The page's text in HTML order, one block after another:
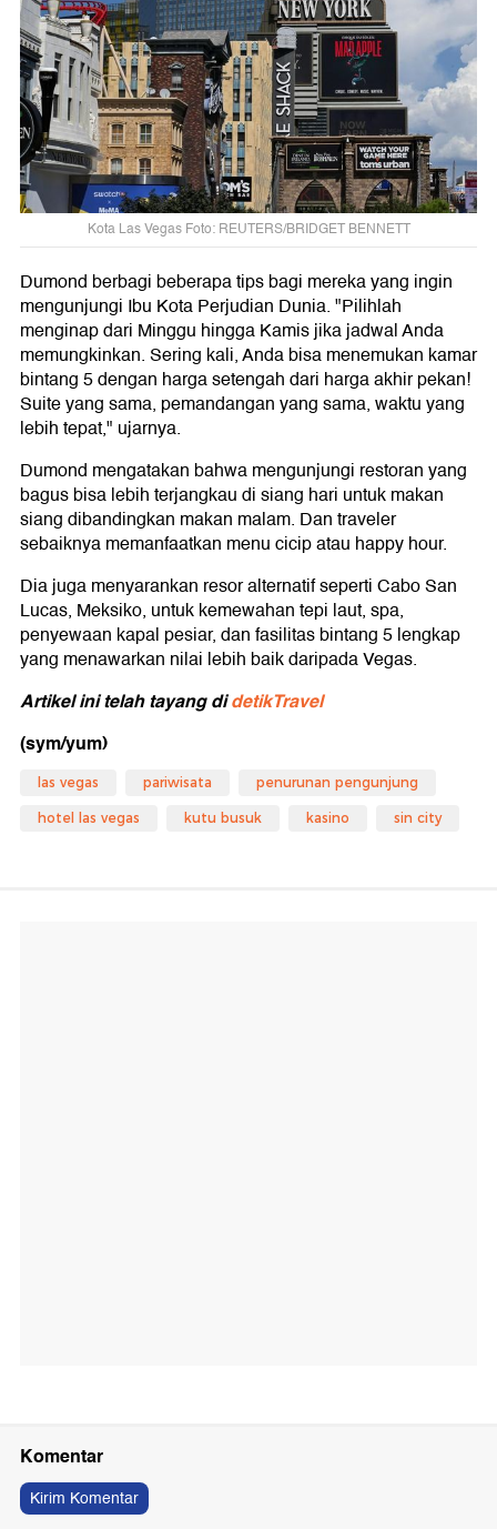
Kota Las Vegas Foto: REUTERS/BRIDGET BENNETT
Dumond berbagi beberapa tips bagi mereka yang ingin
mengunjungi Ibu Kota Perjudian Dunia. "Pilihlah
menginap dari Minggu hingga Kamis jika jadwal Anda
memungkinkan. Sering kali, Anda bisa menemukan kamar
bintang 5 dengan harga setengah dari harga akhir pekan!
Suite yang sama, pemandangan yang sama, waktu yang
lebih tepat," ujarnya.
Dumond mengatakan bahwa mengunjungi restoran yang
bagus bisa lebih terjangkau di siang hari untuk makan
siang dibandingkan makan malam. Dan traveler
sebaiknya memanfaatkan menu cicip atau happy hour.
Dia juga menyarankan resor alternatif seperti Cabo San
Lucas, Meksiko, untuk kemewahan tepi laut, spa,
penyewaan kapal pesiar, dan fasilitas bintang 5 lengkap
yang menawarkan nilai lebih baik daripada Vegas.
Artikel ini telah tayang didetikTravel
(sym/yum)
las vegas pariwisata penurunan pengunjung
hotel las vegas kutu busuk kasino sin city
Komentar
Kirim Komentar